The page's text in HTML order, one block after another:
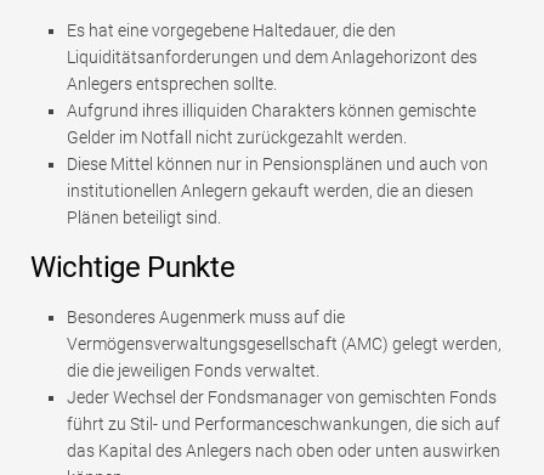
Es hat eine vorgegebene Haltedauer, die den
Liquiditätsanforderungen und dem Anlagehorizont des
Anlegers entsprechen sollte.
Aufgrund ihres illiquiden Charakters können gemischte
Gelder im Notfall nicht zurückgezahlt werden.
Diese Mittel können nur in Pensionsplänen und auch von
institutionellen Anlegern gekauft werden, die an diesen
Plänen beteiligt sind.
Wichtige Punkte
Besonderes Augenmerk muss auf die
Vermögensverwaltungsgesellschaft (AMC) gelegt werden,
die die jeweiligen Fonds verwaltet.
Jeder Wechsel der Fondsmanager von gemischten Fonds
führt zu Stil- und Performanceschwankungen, die sich auf
das Kapital des Anlegers nach oben oder unten auswirken